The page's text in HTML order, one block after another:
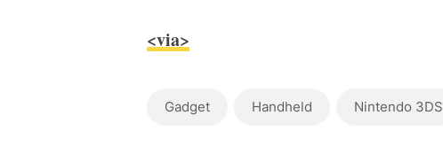
<via>
Gadget Handheld Nintendo 3DS